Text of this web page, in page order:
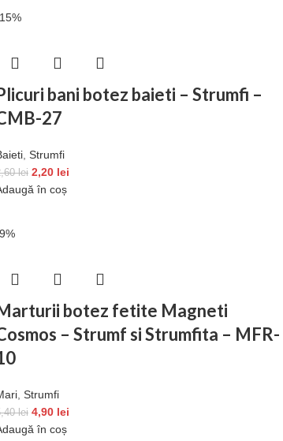
bani botez baieti – Strumfi –
27
, Strumfi
lei 2,20 lei
în coș
botez fetite Magneti
– Strumf si Strumfita – MFR-
Strumfi
lei 4,90 lei
în coș